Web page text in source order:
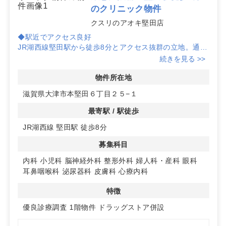
のクリニック物件
クスリのアオキ堅田店
◆駅近でアクセス良好
JR湖西線堅田駅から徒歩8分とアクセス抜群の立地。通勤
や通院に便利で、患者様からも好評を得られるポイントで
物件周辺では新築住宅が増加中で、地域の活性化が期待さ
れるエリアです。これからの集患力向上に大きな期待が持
交通量の多い主要道路に面しており、視認性が高いのが特
徴です。整形外科や心療内科の診療圏も良好です。
続きを見る >>
物件所在地
滋賀県大津市本堅田６丁目２５−１
最寄駅 / 駅徒歩
JR湖西線 堅田駅 徒歩8分
募集科目
内科 小児科 脳神経外科 整形外科 婦人科・産科 眼科
耳鼻咽喉科 泌尿器科 皮膚科 心療内科
特徴
優良診療調査 1階物件 ドラッグストア併設